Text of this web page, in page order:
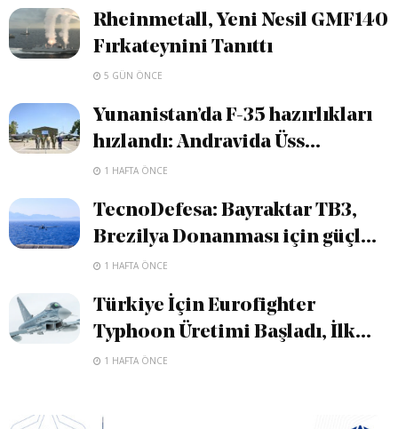
Rheinmetall, Yeni Nesil GMF140
Fırkateynini Tanıttı
5 GÜN ÖNCE
Yunanistan’da F-35 hazırlıkları
hızlandı: Andravida Üss...
1 HAFTA ÖNCE
TecnoDefesa: Bayraktar TB3,
Brezilya Donanması için güçl...
1 HAFTA ÖNCE
Türkiye İçin Eurofighter
Typhoon Üretimi Başladı, İlk...
1 HAFTA ÖNCE